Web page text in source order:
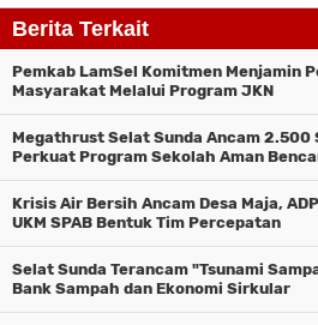
Berita Terkait
Pemkab LamSel Komitmen Menjamin
Masyarakat Melalui Program JKN
Megathrust Selat Sunda Ancam 2.500
Perkuat Program Sekolah Aman
Krisis Air Bersih Ancam Desa Maja,
UKM SPAB Bentuk Tim Percepatan
Selat Sunda Terancam "Tsunami
Bank Sampah dan Ekonomi Sirkular